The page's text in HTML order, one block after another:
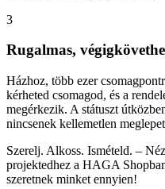
3
Rugalmas,
Házhoz, több ezer
kérheted csomagod, és a
megérkezik. A státuszt
nincsenek kellemetlen
Szerelj. Alkoss. Ismételd. –
projektedhez a HAGA
szeretnek minket ennyien!